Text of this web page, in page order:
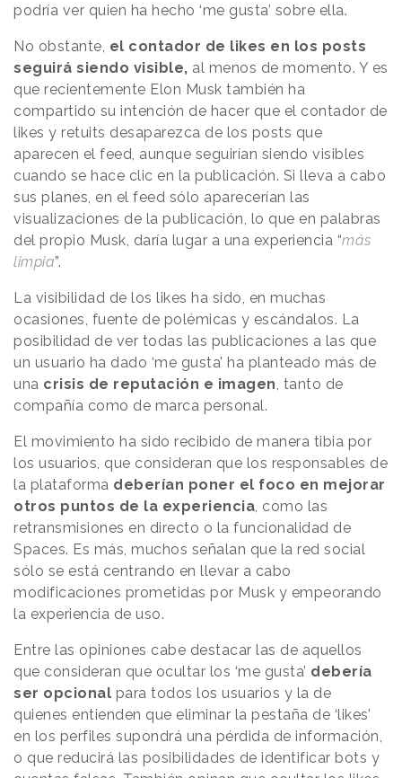
podría ver quien ha hecho ‘me gusta’ sobre ella.
No obstante, el contador de likes en los posts
seguirá siendo visible, al menos de momento. Y es
que recientemente Elon Musk también ha
compartido su intención de hacer que el contador de
likes y retuits desaparezca de los posts que
aparecen el feed, aunque seguirían siendo visibles
cuando se hace clic en la publicación. Si lleva a cabo
sus planes, en el feed sólo aparecerían las
visualizaciones de la publicación, lo que en palabras
del propio Musk, daría lugar a una experiencia “más
limpia”.
La visibilidad de los likes ha sido, en muchas
ocasiones, fuente de polémicas y escándalos. La
posibilidad de ver todas las publicaciones a las que
un usuario ha dado ‘me gusta’ ha planteado más de
una crisis de reputación e imagen , tanto de
compañía como de marca personal.
El movimiento ha sido recibido de manera tibia por
los usuarios, que consideran que los responsables de
la plataforma deberían poner el foco en mejorar
otros puntos de la experiencia , como las
retransmisiones en directo o la funcionalidad de
Spaces. Es más, muchos señalan que la red social
sólo se está centrando en llevar a cabo
modificaciones prometidas por Musk y empeorando
la experiencia de uso.
Entre las opiniones cabe destacar las de aquellos
que consideran que ocultar los ‘me gusta’ debería
ser opcional para todos los usuarios y la de
quienes entienden que eliminar la pestaña de ‘likes’
en los perfiles supondrá una pérdida de información,
o que reducirá las posibilidades de identificar bots y